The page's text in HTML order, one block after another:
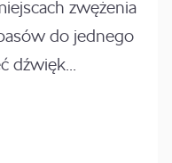
zwężenia
do jednego
dźwięk...